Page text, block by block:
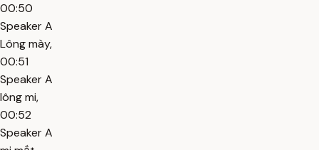
00:50
Speaker A
Lông mày,
00:51
Speaker A
lông mi,
00:52
Speaker A